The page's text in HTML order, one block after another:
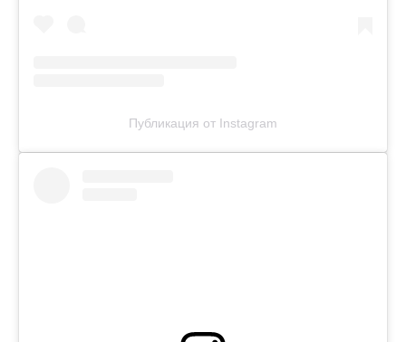
Публикация от Instagram